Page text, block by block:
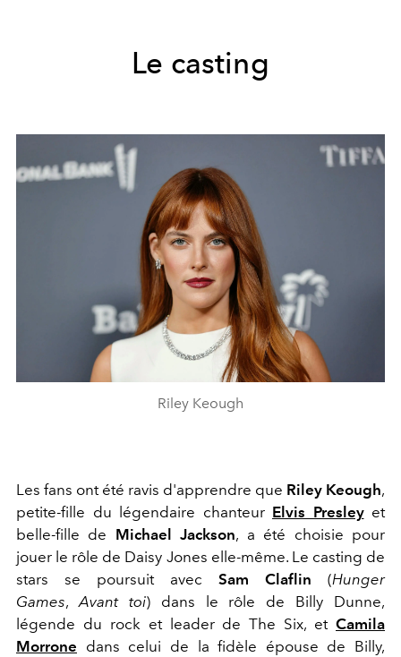
Le casting
Riley Keough
Les fans ont été ravis d'apprendre que Riley Keough,
petite-fille du légendaire chanteur Elvis Presley et
belle-fille de Michael Jackson, a été choisie pour
jouer le rôle de Daisy Jones elle-même. Le casting de
stars se poursuit avec
Sam Claflin (Hunger
Games, Avant toi) dans le rôle de Billy Dunne,
légende du rock et leader de The Six, et Camila
Morrone dans celui de la fidèle épouse de Billy,